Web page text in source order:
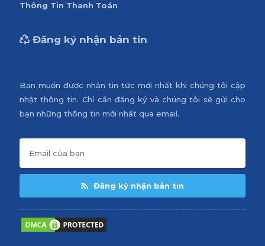
Thông Tin Thanh Toán
Đăng ký nhận bản tin
Bạn muốn được nhận tin tức mới nhất khi chúng tôi cập
nhật thông tin. Chỉ cần đăng ký và chúng tôi sẽ gửi cho
bạn những thông tin mới nhất qua email.
Đăng ký nhận bản tin